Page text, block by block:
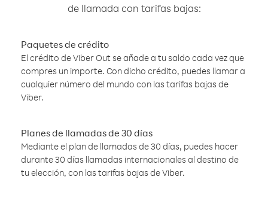
de llamada con tarifas bajas:
Paquetes de crédito
El crédito de Viber Out se añade a tu saldo cada vez que
compres un importe. Con dicho crédito, puedes llamar a
cualquier número del mundo con las tarifas bajas de
Viber.
Planes de llamadas de 30 días
Mediante el plan de llamadas de 30 días, puedes hacer
durante 30 días llamadas internacionales al destino de
tu elección, con las tarifas bajas de Viber.